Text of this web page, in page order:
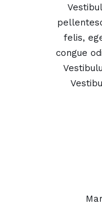
felis,
congue